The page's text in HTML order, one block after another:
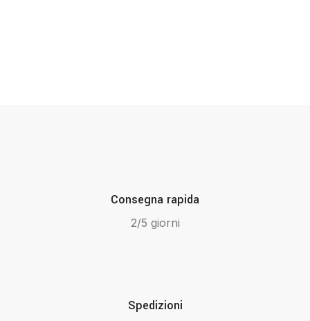
Consegna rapida
2/5 giorni
Spedizioni